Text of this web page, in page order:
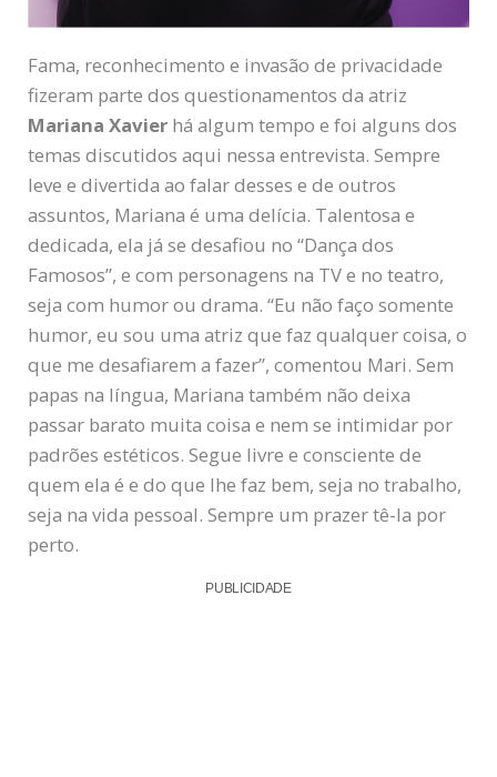
Fama, reconhecimento e invasão de privacidade
fizeram parte dos questionamentos da atriz
Mariana Xavier há algum tempo e foi alguns dos
temas discutidos aqui nessa entrevista. Sempre
leve e divertida ao falar desses e de outros
assuntos, Mariana é uma delícia. Talentosa e
dedicada, ela já se desafiou no “Dança dos
Famosos”, e com personagens na TV e no teatro,
seja com humor ou drama. “Eu não faço somente
humor, eu sou uma atriz que faz qualquer coisa, o
que me desafiarem a fazer”, comentou Mari. Sem
papas na língua, Mariana também não deixa
passar barato muita coisa e nem se intimidar por
padrões estéticos. Segue livre e consciente de
quem ela é e do que lhe faz bem, seja no trabalho,
seja na vida pessoal. Sempre um prazer tê-la por
perto.
PUBLICIDADE